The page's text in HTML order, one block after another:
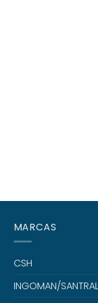
MARCAS
CSH
INGOMAN/SANTRAL